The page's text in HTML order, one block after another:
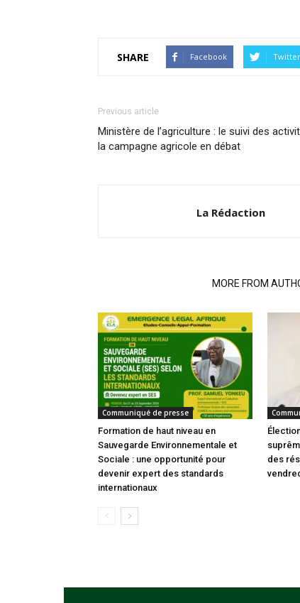
SHARE Facebook Twitter
Previous article
Ministère de l’agriculture : le suivi des
la campagne agricole en débat
La Rédaction
MORE FROM
Communiqué de presse
Formation de haut niveau en
Sauvegarde Environnementale et
Sociale : une opportunité pour
devenir expert des standards
internationaux
des